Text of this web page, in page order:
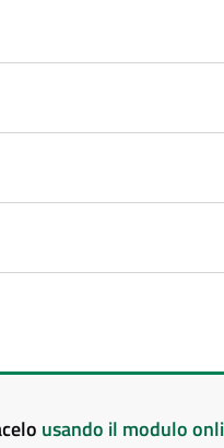
usando il modulo